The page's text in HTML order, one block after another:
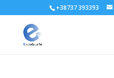
+38737 393393